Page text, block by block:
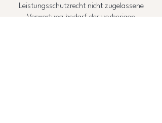
Leistungsschutzrecht nicht zugelassene
Verwertung bedarf der vorherigen